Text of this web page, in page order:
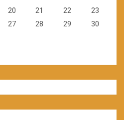
20 21 22
23
27 28 29
30